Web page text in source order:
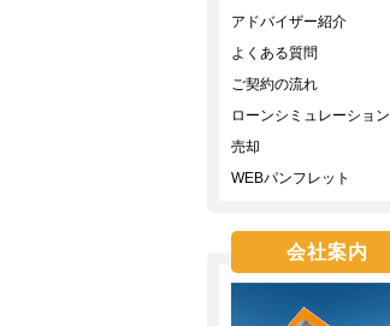
アドバイザー紹介
よくある質問
ご契約の流れ
ローンシミュレーション
売却
WEBパンフレット
会社案内